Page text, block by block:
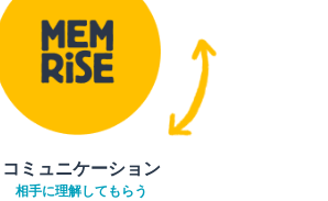
コミュニケーション
相手に理解してもらう